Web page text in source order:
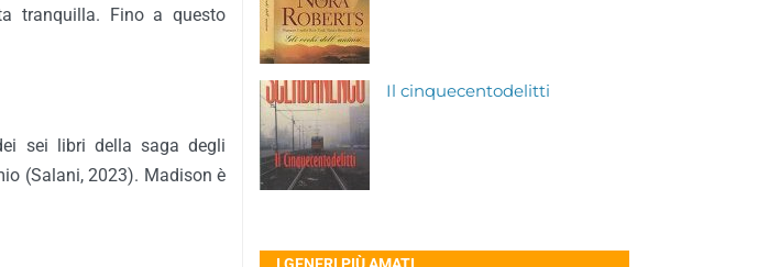
tranquilla. Fino a questo
sei libri della saga degli
(Salani, 2023). Madison è
Il cinquecentodelitti